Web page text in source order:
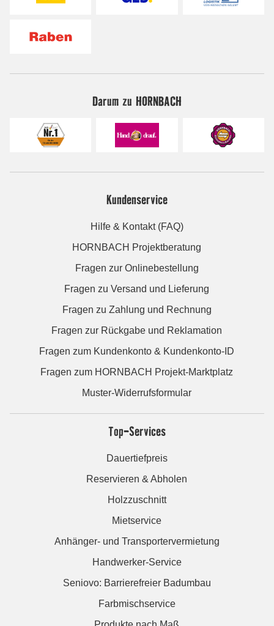
Darum zu HORNBACH
Kundenservice
Hilfe & Kontakt (FAQ)
HORNBACH Projektberatung
Fragen zur Onlinebestellung
Fragen zu Versand und Lieferung
Fragen zu Zahlung und Rechnung
Fragen zur Rückgabe und Reklamation
Fragen zum Kundenkonto & Kundenkonto-ID
Fragen zum HORNBACH Projekt-Marktplatz
Muster-Widerrufsformular
Top-Services
Dauertiefpreis
Reservieren & Abholen
Holzzuschnitt
Mietservice
Anhänger- und Transportervermietung
Handwerker-Service
Seniovo: Barrierefreier Badumbau
Farbmischservice